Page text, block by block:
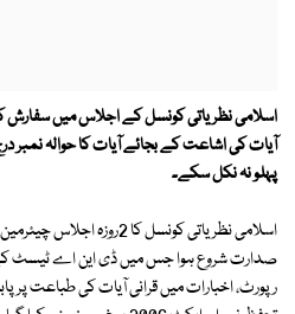
اسلامی نظریاتی کونسل کے اجلاس میں سفارش
آیات کی اشاعت کے بجائے آیات کا حوالہ نمبر
پہلو نہ نکل سکے۔
اسلامی نظریاتی کونسل کا
صدارت شروع ہوا جس میں ڈی این اے ٹیسٹ
رپورٹ، اخبارات میں قرانی آیات کی طباعت پر